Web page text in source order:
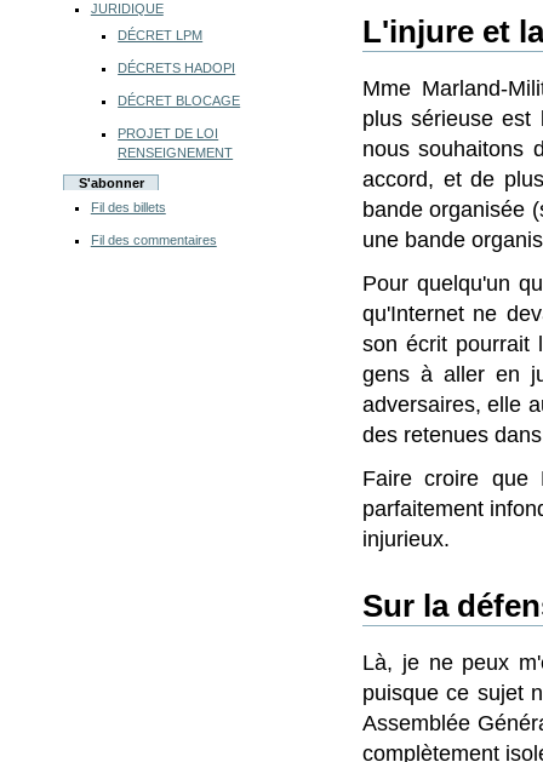
L'injure et
Mme Marland-
plus sérieuse est
nous souhaitons
accord, et de
bande organisée
une bande
Pour quelqu'un
qu'Internet ne
son écrit pourrait
gens à aller en
adversaires, elle
des retenues
Faire croire que
parfaitement
injurieux.
Sur la
Là, je ne peux
puisque ce sujet
Assemblée
complètement
JURIDIQUE
DÉCRET LPM
DÉCRETS HADOPI
DÉCRET BLOCAGE
PROJET DE LOI
RENSEIGNEMENT
S'abonner
Fil des billets
Fil des commentaires